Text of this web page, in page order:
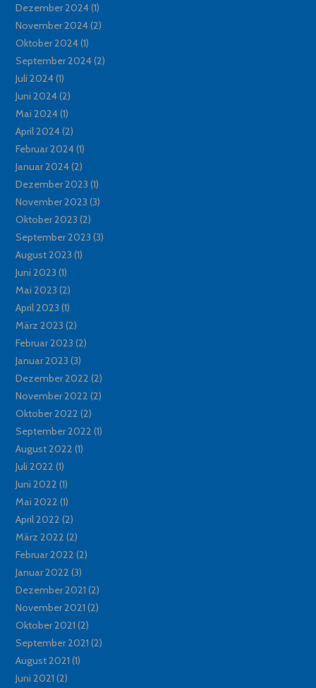
Dezember 2024(1)
November 2024(2)
Oktober 2024(1)
September 2024(2)
Juli 2024(1)
Juni 2024(2)
Mai 2024(1)
April 2024(2)
Februar 2024(1)
Januar 2024(2)
Dezember 2023 (1)
November 2023 (3)
Oktober 2023 (2)
September 2023 (3)
August 2023 (1)
Juni 2023 (1)
Mai 2023 (2)
April 2023 (1)
März 2023 (2)
Februar 2023 (2)
Januar 2023 (3)
Dezember 2022 (2)
November 2022 (2)
Oktober 2022 (2)
September 2022 (1)
August 2022 (1)
Juli 2022 (1)
Juni 2022 (1)
Mai 2022 (1)
April 2022 (2)
März 2022 (2)
Februar 2022 (2)
Januar 2022 (3)
Dezember 2021 (2)
November 2021 (2)
Oktober 2021 (2)
September 2021 (2)
August 2021 (1)
Juni 2021 (2)